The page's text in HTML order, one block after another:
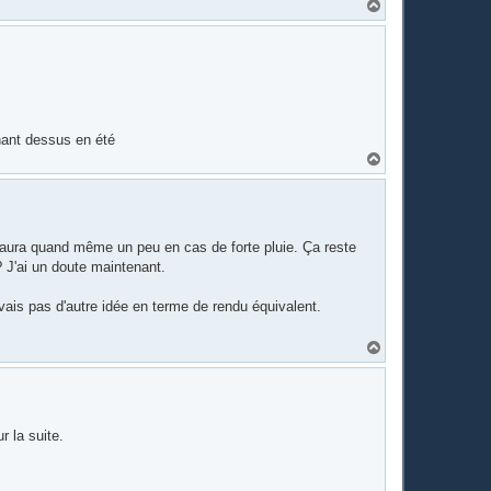
a
dessus en été
a
quand même un peu en cas de forte pluie. Ça reste
un doute maintenant.
pas d'autre idée en terme de rendu équivalent.
a
la suite.